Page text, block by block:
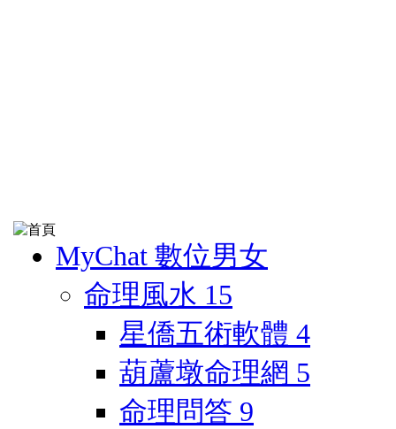
MyChat 數位男女
命理風水 15
星僑五術軟體 4
葫蘆墩命理網 5
命理問答 9